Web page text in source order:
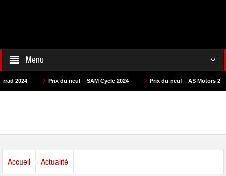
Menu
du neuf – SAM Cycle 2024 Prix du neuf – AS Motors 2024 Prix du
Accueil Actualité